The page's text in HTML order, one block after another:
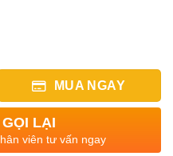
MUA NGAY
LẠI
viên tư vấn ngay